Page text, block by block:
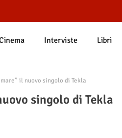
Interviste Libri
il nuovo singolo di Tekla
singolo di Tekla